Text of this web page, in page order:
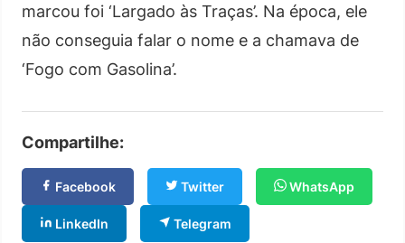
marcou foi ‘Largado às Traças’. Na época, ele
não conseguia falar o nome e a chamava de
‘Fogo com Gasolina’.
Compartilhe:
Facebook Twitter WhatsApp
LinkedIn Telegram